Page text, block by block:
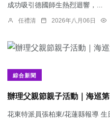
成功吸引德國師生熱烈迴響，...
任禮清 2026年八月06日
綜合新聞
辦理父親節親子活動｜海巡
花東特派員張柏東/花蓮縣報導